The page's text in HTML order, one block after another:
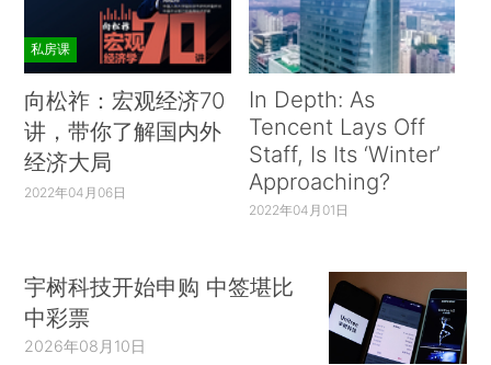
私房课
向松祚：宏观经济70
讲，带你了解国内外
经济大局
2022年04月06日
In Depth: As
Tencent Lays Off
Staff, Is Its ‘Winter’
Approaching?
2022年04月01日
宇树科技开始申购 中签堪比
中彩票
2026年08月10日